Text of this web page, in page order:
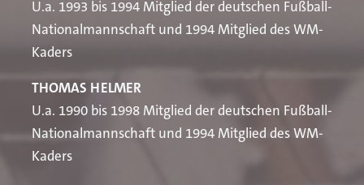
U.a. 1993 bis 1994 Mitglied der deutschen Fußball-
Nationalmannschaft und 1994 Mitglied des WM-
Kaders
THOMAS HELMER
U.a. 1990 bis 1998 Mitglied der deutschen Fußball-
Nationalmannschaft und 1994 Mitglied des WM-
Kaders